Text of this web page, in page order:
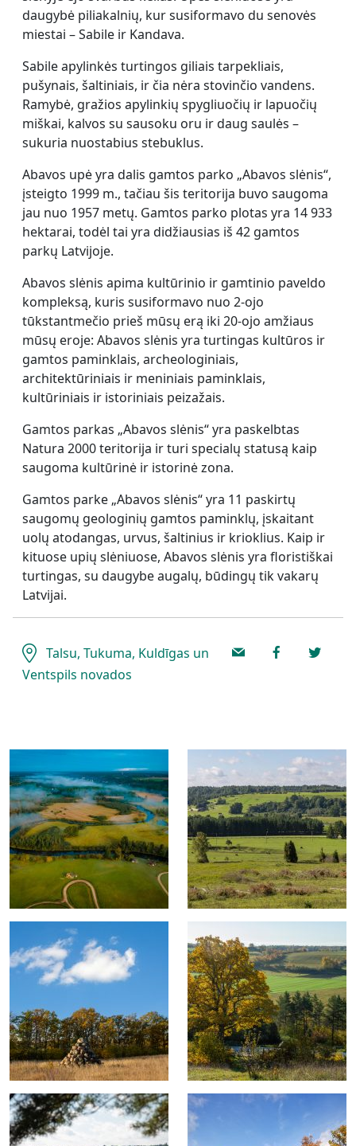
daugybė piliakalnių, kur susiformavo du senovės
miestai – Sabile ir Kandava.
Sabile apylinkės turtingos giliais tarpekliais,
pušynais, šaltiniais, ir čia nėra stovinčio vandens.
Ramybė, gražios apylinkių spygliuočių ir lapuočių
miškai, kalvos su sausoku oru ir daug saulės –
sukuria nuostabius stebuklus.
Abavos upė yra dalis gamtos parko „Abavos slėnis“,
įsteigto 1999 m., tačiau šis teritorija buvo saugoma
jau nuo 1957 metų. Gamtos parko plotas yra 14 933
hektarai, todėl tai yra didžiausias iš 42 gamtos
parkų Latvijoje.
Abavos slėnis apima kultūrinio ir gamtinio paveldo
kompleksą, kuris susiformavo nuo 2-ojo
tūkstantmečio prieš mūsų erą iki 20-ojo amžiaus
mūsų eroje: Abavos slėnis yra turtingas kultūros ir
gamtos paminklais, archeologiniais,
architektūriniais ir meniniais paminklais,
kultūriniais ir istoriniais peizažais.
Gamtos parkas „Abavos slėnis“ yra paskelbtas
Natura 2000 teritorija ir turi specialų statusą kaip
saugoma kultūrinė ir istorinė zona.
Gamtos parke „Abavos slėnis“ yra 11 paskirtų
saugomų geologinių gamtos paminklų, įskaitant
uolų atodangas, urvus, šaltinius ir krioklius. Kaip ir
kituose upių slėniuose, Abavos slėnis yra floristiškai
turtingas, su daugybe augalų, būdingų tik vakarų
Latvijai.
Talsu, Tukuma, Kuldīgas un
Ventspils novados